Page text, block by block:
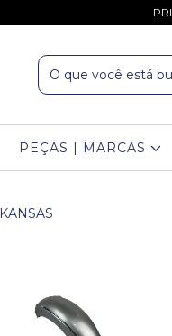
PEÇAS | MARCAS
KANSAS